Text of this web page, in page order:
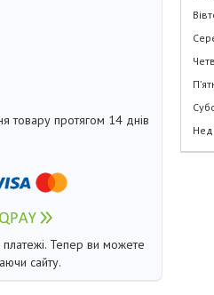
товару протягом 14 днів
платежі. Тепер ви можете
сайту.